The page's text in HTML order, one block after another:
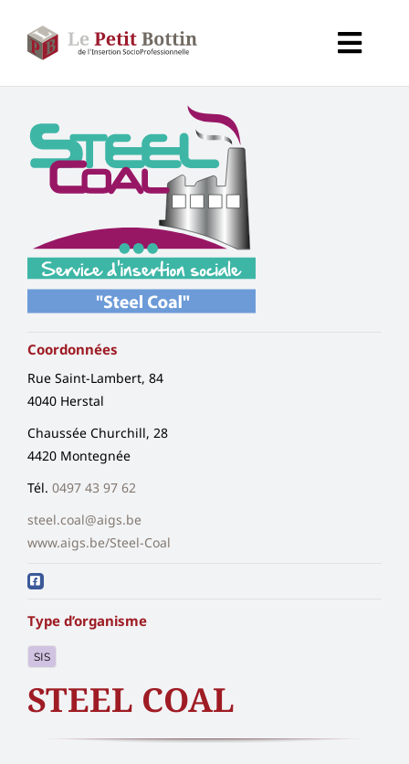
contenu
Types d’organismes
Secteurs
À propos de CALIF
Coordonnées
Rue Saint-Lambert, 84
4040 Herstal
Chaussée Churchill, 28
4420 Montegnée
Tél. 0497 43 97 62
steel.coal@aigs.be
www.aigs.be/Steel-Coal
Type d’organisme
SIS
STEEL COAL